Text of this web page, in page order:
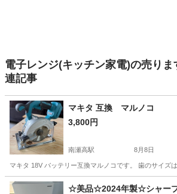
電子レンジ(キッチン家電)の売りま
連記事
マキタ 互換 マルノコ
3,800円
南瀬高駅 8月8日
マキタ 18V バッテリー互換マルノコです。 歯のサイズ
福岡 みやま市 南瀬高駅 その他
☆美品☆2024年製☆シャー